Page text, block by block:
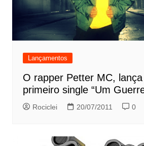
Lançamentos
O rapper Petter MC,
primeiro single “Um
Rociclei 20/07/2011 0